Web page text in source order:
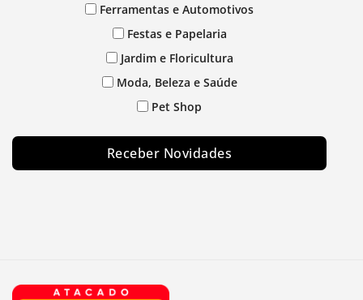
Ferramentas e Automotivos
Festas e Papelaria
Jardim e Floricultura
Moda, Beleza e Saúde
Pet Shop
Receber Novidades